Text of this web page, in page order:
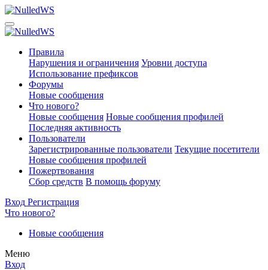
Правила
Нарушения и ограничения Уровни доступа
Использование префиксов
Форумы
Новые сообщения
Что нового?
Новые сообщения Новые сообщения профилей
Последняя активность
Пользователи
Зарегистрированные пользователи Текущие посетители
Новые сообщения профилей
Пожертвования
Сбор средств В помощь форуму
Вход Регистрация
Что нового?
Новые сообщения
Меню
Вход